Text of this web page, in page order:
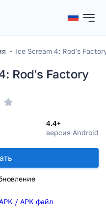
Ice Scream 4: Rod's
Rod's Factory
4.4+
версия Android
/ APK файл